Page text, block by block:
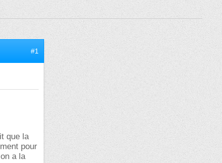
#1
que la
pour
a la